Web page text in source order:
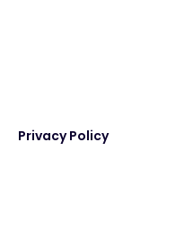
Privacy Policy